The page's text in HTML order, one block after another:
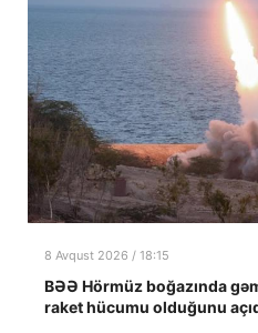
8 Avqust 2026 / 18:15
BƏƏ Hörmüz boğazında
raket hücumu olduğunu